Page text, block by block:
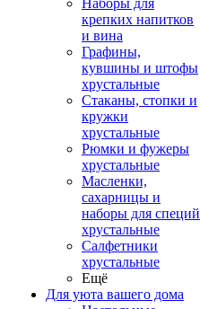
Наборы для
крепких напитков
и вина
Графины,
кувшины и штофы
хрустальные
Стаканы, стопки и
кружки
хрустальные
Рюмки и фужеры
хрустальные
Масленки,
сахарницы и
наборы для специй
хрустальные
Салфетники
хрустальные
Ещё
Для уюта вашего дома